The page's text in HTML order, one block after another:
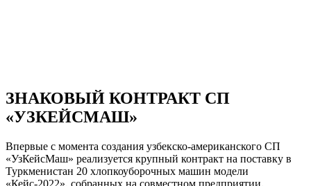
ЗНАКОВЫЙ КОНТРАКТ СП
«УЗКЕЙСМАШ»
Впервые с момента создания узбекско-американского СП
«УзКейсМаш» реализуется крупный контракт на поставку в
Туркменистан 20 хлопкоуборочных машин модели
«Кейс-2022», собранных на совместном предприятии.